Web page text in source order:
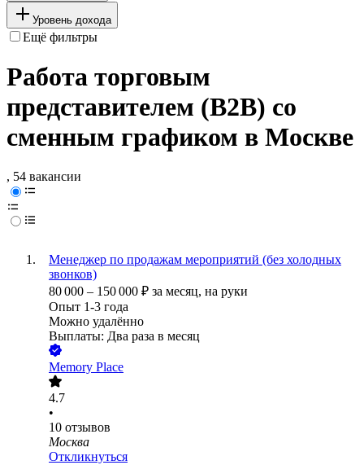
Уровень дохода
Ещё фильтры
Работа торговым
представителем (B2B) со
сменным графиком в Москве
, 54 вакансии
Менеджер по продажам мероприятий (без холодных
звонков)
80 000 – 150 000 ₽ за месяц, на руки
Опыт 1-3 года
Можно удалённо
Выплаты: Два раза в месяц
Memory Place
4.7
•
10 отзывов
Москва
Откликнуться